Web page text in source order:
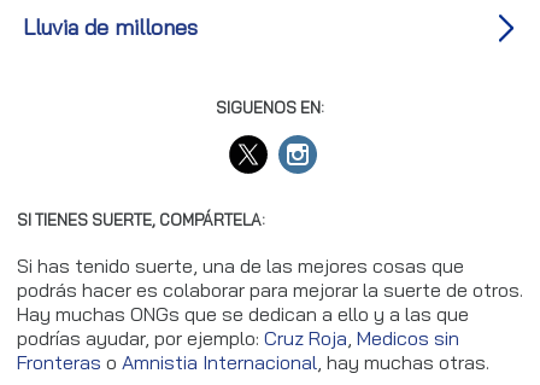
Lluvia de millones
SIGUENOS EN:
SI TIENES SUERTE, COMPÁRTELA:
Si has tenido suerte, una de las mejores cosas que
podrás hacer es colaborar para mejorar la suerte de otros.
Hay muchas ONGs que se dedican a ello y a las que
podrías ayudar, por ejemplo: Cruz Roja, Medicos sin
Fronteras o Amnistia Internacional, hay muchas otras.